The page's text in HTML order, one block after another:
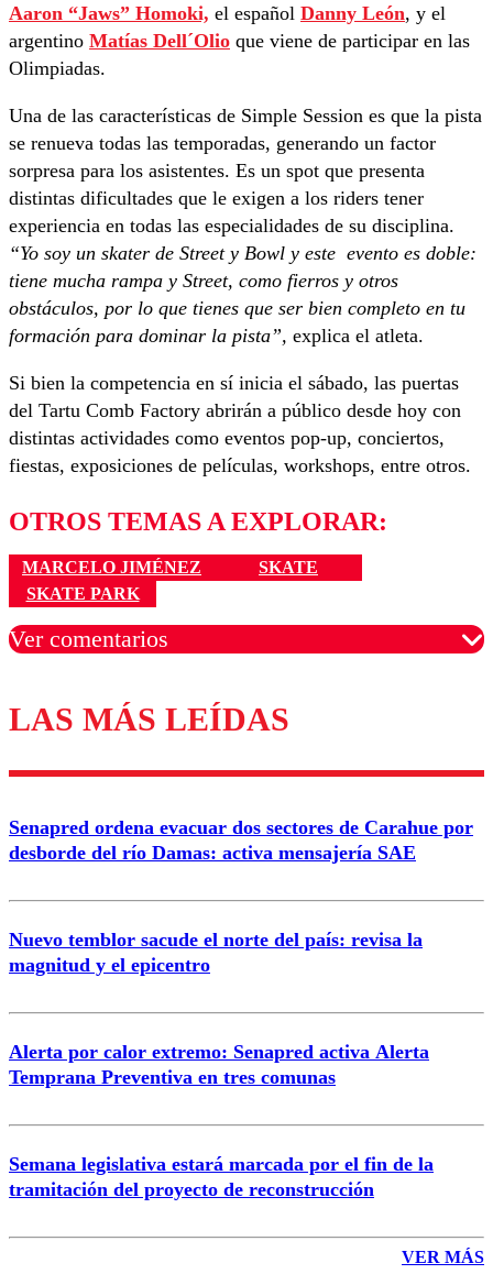
Aaron “Jaws” Homoki, el español Danny León, y el
argentino Matías Dell´Olio que viene de participar en las
Olimpiadas.
Una de las características de Simple Session es que la pista
se renueva todas las temporadas, generando un factor
sorpresa para los asistentes. Es un spot que presenta
distintas dificultades que le exigen a los riders tener
experiencia en todas las especialidades de su disciplina.
“Yo soy un skater de Street y Bowl y este evento es doble:
tiene mucha rampa y Street, como fierros y otros
obstáculos, por lo que tienes que ser bien completo en tu
formación para dominar la pista”, explica el atleta.
Si bien la competencia en sí inicia el sábado, las puertas
del Tartu Comb Factory abrirán a público desde hoy con
distintas actividades como eventos pop-up, conciertos,
fiestas, exposiciones de películas, workshops, entre otros.
OTROS TEMAS A EXPLORAR:
MARCELO JIMÉNEZ
SKATE
SKATE PARK
Ver comentarios
Los comentarios son moderados para garantizar un
diálogo respetuoso.
Correo
LAS MÁS LEÍDAS
Senapred ordena evacuar dos sectores de Carahue por
desborde del río Damas: activa mensajería SAE
Nuevo temblor sacude el norte del país: revisa la
magnitud y el epicentro
Alerta por calor extremo: Senapred activa Alerta
Temprana Preventiva en tres comunas
Semana legislativa estará marcada por el fin de la
tramitación del proyecto de reconstrucción
VER MÁS